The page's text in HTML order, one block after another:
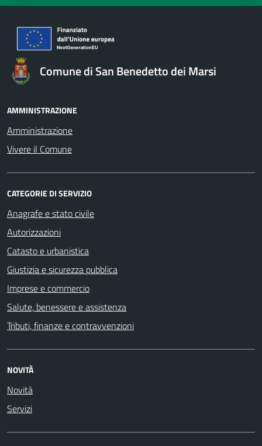
Comune di San Benedetto dei Marsi
AMMINISTRAZIONE
Amministrazione
Vivere il Comune
CATEGORIE DI SERVIZIO
Anagrafe e stato civile
Autorizzazioni
Catasto e urbanistica
Giustizia e sicurezza pubblica
Imprese e commercio
Salute, benessere e assistenza
Tributi, finanze e contravvenzioni
NOVITÀ
Novità
Servizi